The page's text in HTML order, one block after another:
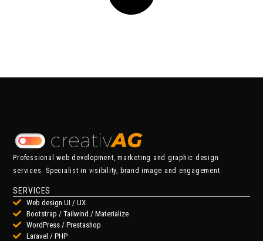
Professional web development, marketing and graphic design
services. Specialist in visibility, brand image and engagement.
SERVICES
Web design UI / UX
Bootstrap / Tailwind / Materialize
WordPress / Prestashop
Laravel / PHP